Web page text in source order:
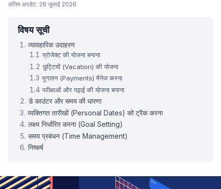
अंतिम अपडेट: 28 जुलाई 2026
विषय सूची
व्यावहारिक उदाहरण
प्रोजेक्ट की योजना बनाना
छुट्टियों (Vacation) की योजना
भुगतान (Payments) मैनेज करना
परीक्षाओं और पढ़ाई की योजना बनाना
डे काउंटर और समय की धारणा
व्यक्तिगत तारीखों (Personal Dates) को ट्रैक करना
लक्ष्य निर्धारित करना (Goal Setting)
समय प्रबंधन (Time Management)
निष्कर्ष